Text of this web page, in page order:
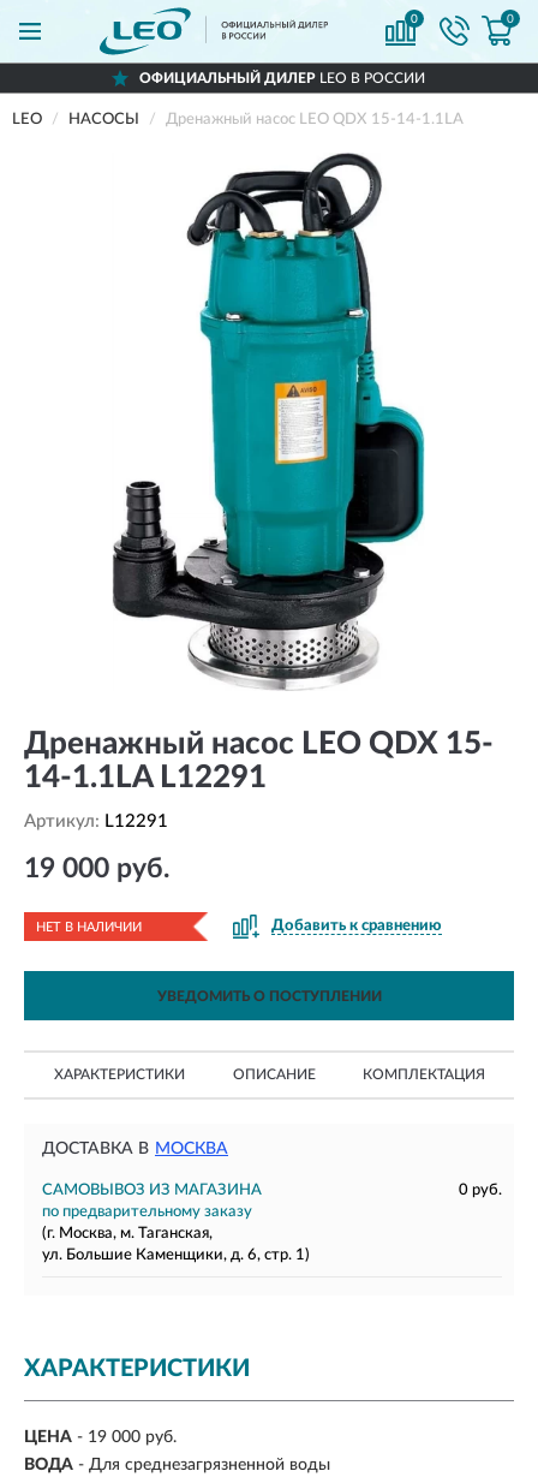
0 0
ОФИЦИАЛЬНЫЙ ДИЛЕРLEO В РОССИИ
LEO НАСОСЫ Дренажный насос LEO QDX 15-14-1.1LA
Дренажный насос LEO QDX 15-
14-1.1LA L12291
Артикул: L12291
19 000 руб.
НЕТ В НАЛИЧИИ Добавить к сравнению
УВЕДОМИТЬ О ПОСТУПЛЕНИИ
ХАРАКТЕРИСТИКИ ОПИСАНИЕ КОМПЛЕКТАЦИЯ
ДОСТАВКА В МОСКВА
САМОВЫВОЗ ИЗ МАГАЗИНА
0 руб.
по предварительному заказу
(г. Москва, м. Таганская,
ул. Большие Каменщики, д. 6, стр. 1)
ХАРАКТЕРИСТИКИ
ЦЕНА - 19 000 руб.
ВОДА - Для среднезагрязненной воды